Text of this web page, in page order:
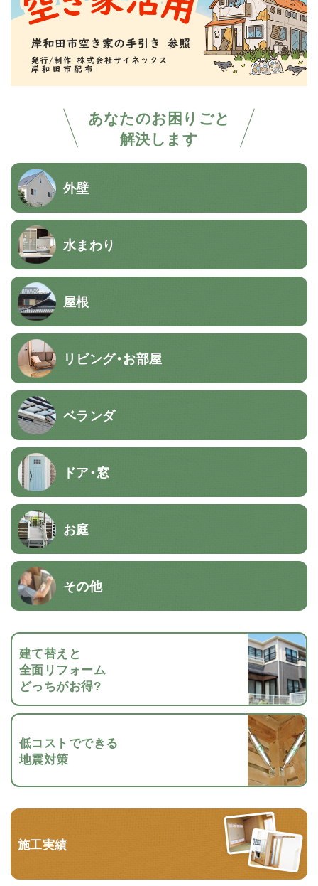
あなたのお困りごと
解決します
外壁
水まわり
屋根
リビング・お部屋
ベランダ
ドア・窓
お庭
その他
建て替えと
全面リフォーム
どっちがお得?
低コストでできる
地震対策
施工実績